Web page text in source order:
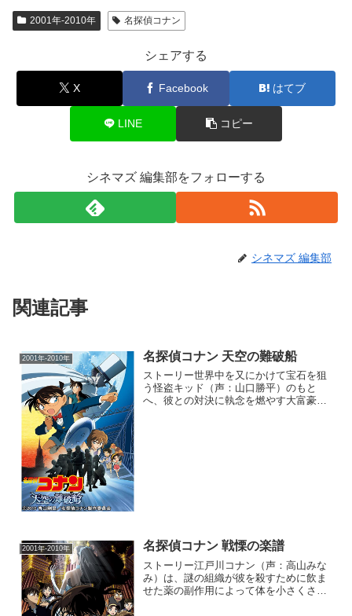
2001年-2010年 名探偵コナン
シェアする
X Facebook はてブ
LINE コピー
シネマズ 編集部をフォローする
シネマズ 編集部
関連記事
2001年-2010年 名探偵コナン 天空の難破船
ストーリー世界中を又にかけて宝石を狙
う怪盗キッド（声：山口勝平）のもと
へ、彼との対決に執念を燃やす大富豪、
2001年-2010年 名探偵コナン 戦慄の楽譜
ストーリー江戸川コナン（声：高山みな
み）は、謎の組織が彼を殺すために飲ま
せた薬の副作用によって体を小さくされ